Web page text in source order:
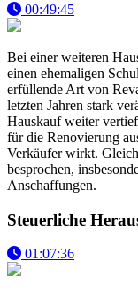
00:49:45
Bei einer weiteren
einen ehemaligen
erfüllende Art von
letzten Jahren stark
Hauskauf weiter
für die Renovierung
Verkäufer wirkt.
besprochen,
Anschaffungen.
Steuerliche
01:07:36